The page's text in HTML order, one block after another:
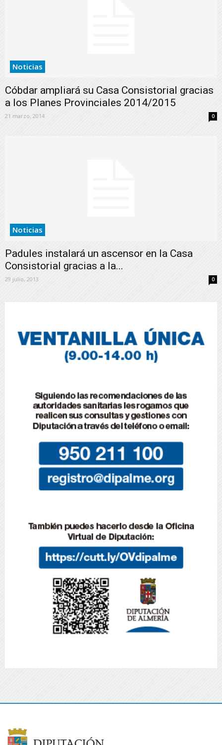
Noticias
Cóbdar ampliará su Casa Consistorial gracias
a los Planes Provinciales 2014/2015
21 marzo, 2014 0
Noticias
Padules instalará un ascensor en la Casa
Consistorial gracias a la...
29 julio, 2013 0